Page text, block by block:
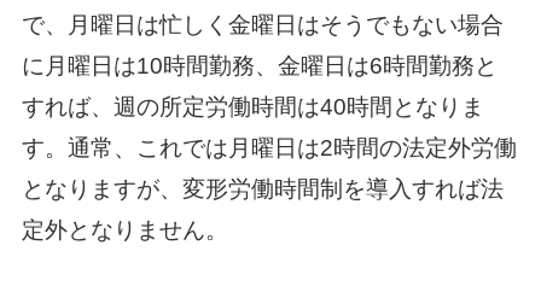
で、月曜日は忙しく金曜日はそうでもない場合
に月曜日は10時間勤務、金曜日は6時間勤務と
すれば、週の所定労働時間は40時間となりま
す。通常、これでは月曜日は2時間の法定外労働
となりますが、変形労働時間制を導入すれば法
定外となりません。